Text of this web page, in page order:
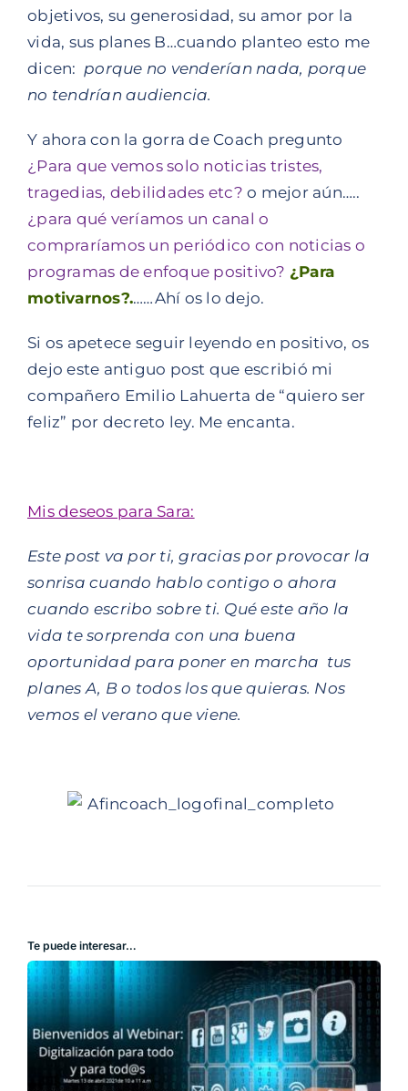
objetivos, su generosidad, su amor por la
vida, sus planes B…cuando planteo esto me
dicen:porque no venderían nada, porque
no tendrían audiencia.
Y ahora con la gorra de Coach pregunto
¿Para que vemos solo noticias tristes,
tragedias, debilidades etc? o mejor aún…..
¿para qué veríamos un canal o
compraríamos un periódico con noticias o
programas de enfoque positivo? ¿Para
motivarnos?.……Ahí os lo dejo.
Si os apetece seguir leyendo en positivo, os
dejo este antiguo post que escribió mi
compañero Emilio Lahuerta de “quiero ser
feliz” por decreto ley. Me encanta.
Mis deseos para Sara:
Este post va por ti, gracias por provocar la
sonrisa cuando hablo contigo o ahora
cuando escribo sobre ti. Qué este año la
vida te sorprenda con una buena
oportunidad para poner en marcha tus
planes A, B o todos los que quieras. Nos
vemos el verano que viene.
Te puede interesar…